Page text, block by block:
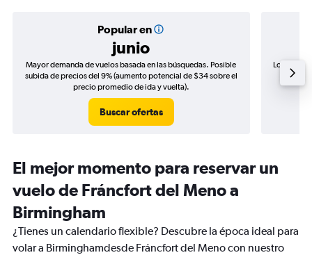
Popular en
junio
Mayor demanda de vuelos basada en las búsquedas. Posible
subida de precios del 9% (aumento potencial de $34 sobre el
precio promedio de ida y vuelta).
Buscar ofertas
Los
de
El mejor momento para reservar un
vuelo de Fráncfort del Meno a
Birmingham
¿Tienes un calendario flexible? Descubre la época ideal para
volar a Birminghamdesde Fráncfort del Meno con nuestro